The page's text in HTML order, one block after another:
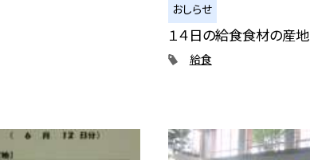
おしらせ
１４日の給食食材の産地
給食